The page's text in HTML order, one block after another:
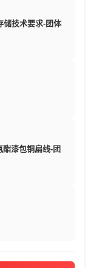
储技术要求-团体
漆包铜扁线-团